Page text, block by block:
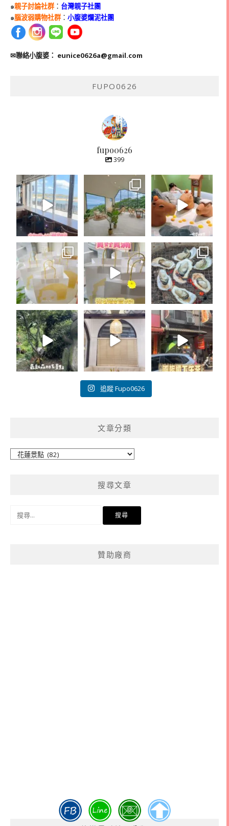
๑親子討論社群： 台灣親子社團
๑腦波弱購物社群： 小腹婆爛泥社團
✉聯絡小腹婆： eunice0626a@gmail.com
FUPO0626
fupo0626
399
追蹤 Fupo0626
文章分類
搜尋文章
贊助廠商